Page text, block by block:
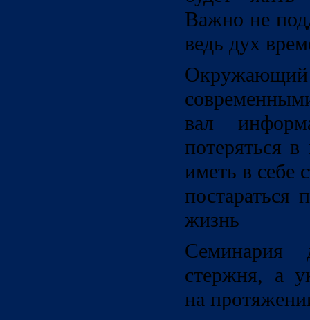
Важно не
ведь дух
вал
потеряться
иметь в себе
постараться
жизнь
Семинария
стержня, а
на